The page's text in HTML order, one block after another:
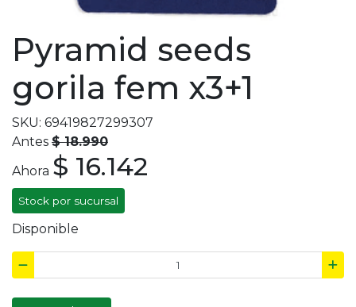
Pyramid seeds
gorila fem x3+1
SKU: 69419827299307
Antes $ 18.990
Ahora $ 16.142
Stock por sucursal
Disponible